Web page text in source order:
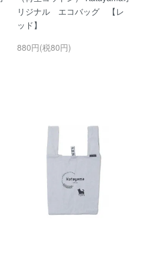
リジナル エコバッグ 【レ
ッド】
880円(税80円)